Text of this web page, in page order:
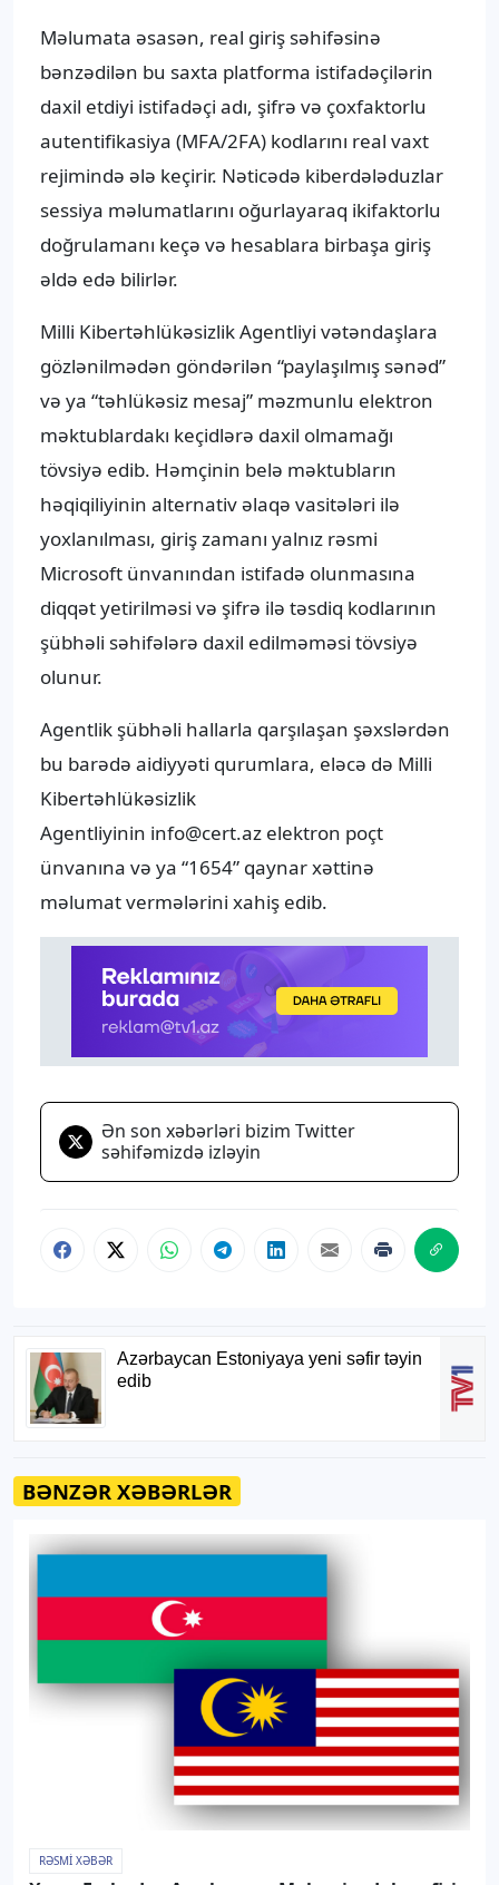
Məlumata əsasən, real giriş səhifəsinə
bənzədilən bu saxta platforma istifadəçilərin
daxil etdiyi istifadəçi adı, şifrə və çoxfaktorlu
autentifikasiya (MFA/2FA) kodlarını real vaxt
rejimində ələ keçirir. Nəticədə kiberdələduzlar
sessiya məlumatlarını oğurlayaraq ikifaktorlu
doğrulamanı keçə və hesablara birbaşa giriş
əldə edə bilirlər.
Milli Kibertəhlükəsizlik Agentliyi vətəndaşlara
gözlənilmədən göndərilən “paylaşılmış sənəd”
və ya “təhlükəsiz mesaj” məzmunlu elektron
məktublardakı keçidlərə daxil olmamağı
tövsiyə edib. Həmçinin belə məktubların
həqiqiliyinin alternativ əlaqə vasitələri ilə
yoxlanılması, giriş zamanı yalnız rəsmi
Microsoft ünvanından istifadə olunmasına
diqqət yetirilməsi və şifrə ilə təsdiq kodlarının
şübhəli səhifələrə daxil edilməməsi tövsiyə
olunur.
Agentlik şübhəli hallarla qarşılaşan şəxslərdən
bu barədə aidiyyəti qurumlara, eləcə də Milli
Kibertəhlükəsizlik
Agentliyinin info@cert.az elektron poçt
ünvanına və ya “1654” qaynar xəttinə
məlumat vermələrini xahiş edib.
Ən son xəbərləri bizim Twitter
səhifəmizdə izləyin
BƏNZƏR XƏBƏRLƏR
RƏSMI XƏBƏR